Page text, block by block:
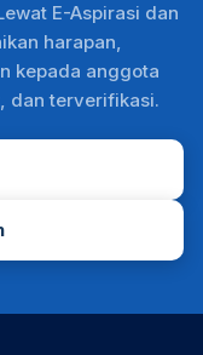
E-Aspirasi dan
harapan,
kepada anggota
dan terverifikasi.